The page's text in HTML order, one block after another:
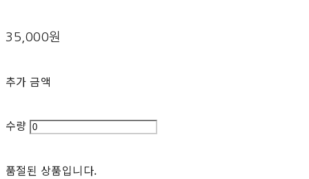
35,000원
추가 금액
수량
품절된 상품입니다.